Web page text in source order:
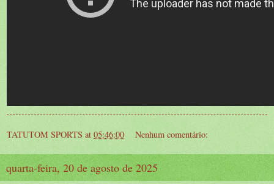
TATUTOM SPORTS at 05:46:00 Nenhum comentário:
quarta-feira, 20 de agosto de 2025